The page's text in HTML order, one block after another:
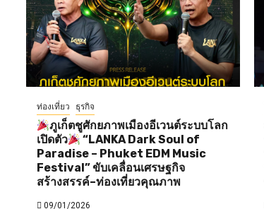
ท่องเที่ยว ธุรกิจ
ภูเก็ตชูศักยภาพเมืองอีเวนต์ระบบโลก
เปิดตัว
“LANKA Dark Soul of
Paradise – Phuket EDM Music
Festival” ขับเคลื่อนเศรษฐกิจ
สร้างสรรค์–ท่องเที่ยวคุณภาพ
09/01/2026